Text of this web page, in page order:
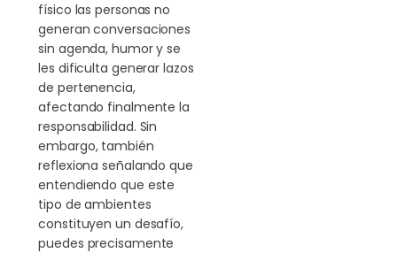
físico las personas no
generan conversaciones
sin agenda, humor y se
les dificulta generar lazos
de pertenencia,
afectando finalmente la
responsabilidad. Sin
embargo, también
reflexiona señalando que
entendiendo que este
tipo de ambientes
constituyen un desafío,
puedes precisamente